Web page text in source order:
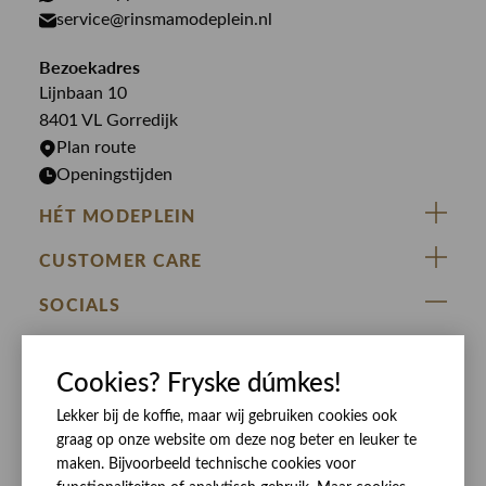
Butcher of Blue
Bekijk alle merken >
Jurken
Rokken
Overhemden
T-shirts
service@rinsmamodeplein.nl
Bezoekadres
Lijnbaan 10
8401 VL Gorredijk
Plan route
Openingstijden
HÉT MODEPLEIN
ZIJ VAN RINSMA
DE HEEREN VAN RINSMA
RINSMA.CONCEPTS
Eten en drinken
Openingstijden
Werken bij RINSMA
CUSTOMER CARE
Veelgestelde vragen
Retourneren & Ruilen
Betaalmethoden
Bezorgen
Contact
SOCIALS
Cookies? Fryske dúmkes!
Lekker bij de koffie, maar wij gebruiken cookies ook
graag op onze website om deze nog beter en leuker te
maken. Bijvoorbeeld technische cookies voor